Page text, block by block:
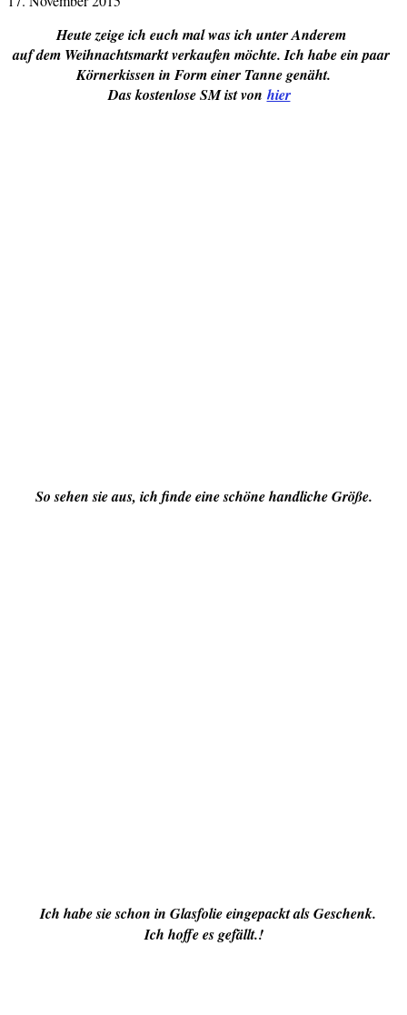
Heute zeige ich euch mal was ich unter Anderem
auf dem Weihnachtsmarkt verkaufen möchte. Ich habe ein paar
Körnerkissen in Form einer Tanne genäht.
Das kostenlose SM ist von hier
So sehen sie aus, ich finde eine schöne handliche Größe.
Ich habe sie schon in Glasfolie eingepackt als Geschenk.
Ich hoffe es gefällt.!